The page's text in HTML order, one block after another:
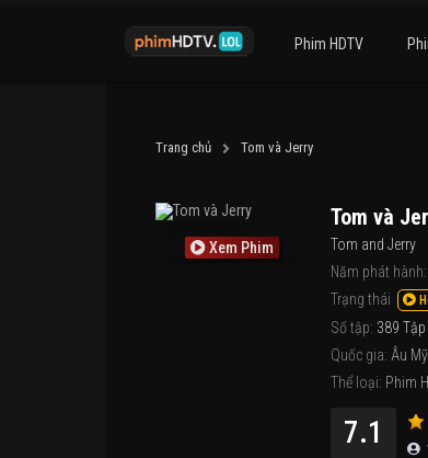
Phim HDTV
Trang chủ Tom và Jerry
Xem Phim
Tom và
Tom and Jerry
Năm phát hành:
Trạng thái
Số tập: 389 Tập
Quốc gia: Âu Mỹ
Thể loại: Phim
7.1